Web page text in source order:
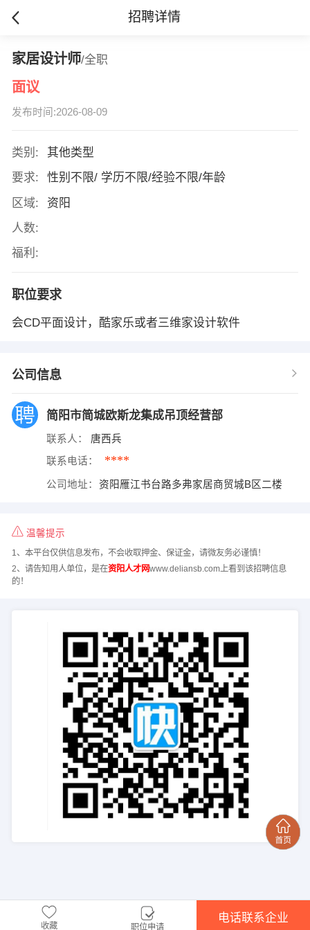
招聘详情
家居设计师/全职
面议
发布时间:2026-08-09
类别:
其他类型
要求:
性别不限/ 学历不限/经验不限/年龄
区域:
资阳
人数:
福利:
职位要求
会CD平面设计，酷家乐或者三维家设计软件
公司信息
简阳市简城欧斯龙集成吊顶经营部
联系人： 唐西兵
联系电话： ****
公司地址： 资阳雁江书台路多弗家居商贸城B区二楼
温馨提示
1、本平台仅供信息发布，不会收取押金、保证金，请微友务必谨慎！
2、请告知用人单位，是在资阳人才网www.deliansb.com上看到该招聘信息
的！
收藏 职位申请
电话联系企业